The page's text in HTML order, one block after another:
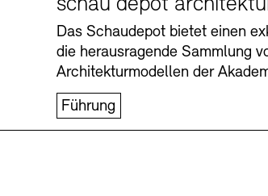
Das Schaudepot bietet einen
die herausragende Sammlung
Architekturmodellen der
Führung